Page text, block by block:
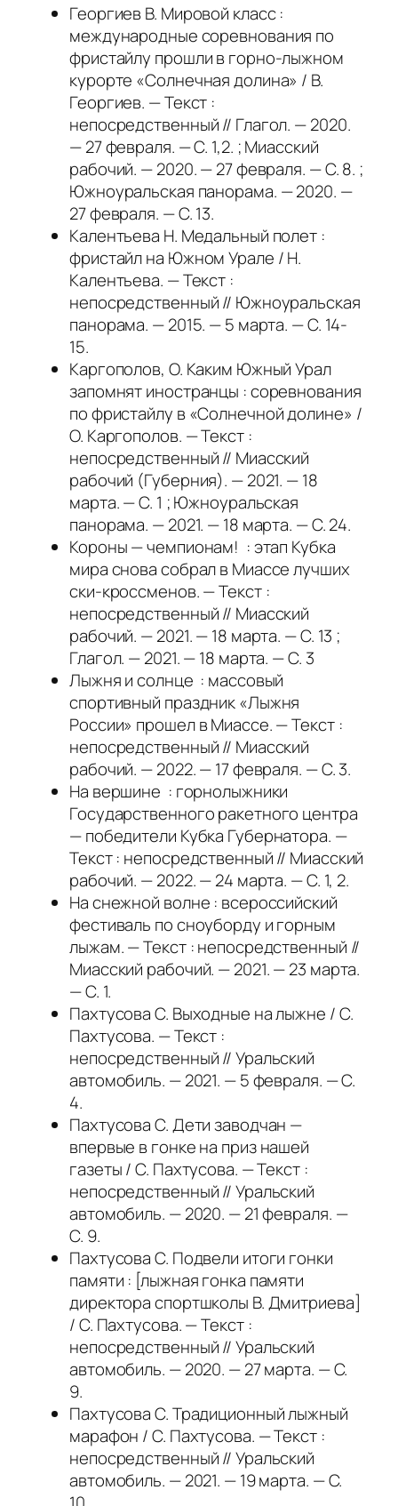
Георгиев В. Мировой класс :
международные соревнования по
фристайлу прошли в горно-лыжном
курорте «Солнечная долина» / В.
Георгиев. — Текст :
непосредственный // Глагол. — 2020.
— 27 февраля. — С. 1,2. ; Миасский
рабочий. — 2020. — 27 февраля. — С. 8. ;
Южноуральская панорама. — 2020. —
27 февраля. — С. 13.
Калентьева Н. Медальный полет :
фристайл на Южном Урале / Н.
Калентьева. — Текст :
непосредственный // Южноуральская
панорама. — 2015. — 5 марта. — С. 14-
15.
Каргополов, О. Каким Южный Урал
запомнят иностранцы : соревнования
по фристайлу в «Солнечной долине» /
О. Каргополов. — Текст :
непосредственный // Миасский
рабочий (Губерния). — 2021. — 18
марта. — С. 1 ; Южноуральская
панорама. — 2021. — 18 марта. — С. 24.
Короны — чемпионам! : этап Кубка
мира снова собрал в Миассе лучших
ски-кроссменов. — Текст :
непосредственный // Миасский
рабочий. — 2021. — 18 марта. — С. 13 ;
Глагол. — 2021. — 18 марта. — С. 3
Лыжня и солнце : массовый
спортивный праздник «Лыжня
России» прошел в Миассе. — Текст :
непосредственный // Миасский
рабочий. — 2022. — 17 февраля. — С. 3.
На вершине : горнолыжники
Государственного ракетного центра
— победители Кубка Губернатора. —
Текст : непосредственный // Миасский
рабочий. — 2022. — 24 марта. — С. 1, 2.
На снежной волне : всероссийский
фестиваль по сноуборду и горным
лыжам. — Текст : непосредственный //
Миасский рабочий. — 2021. — 23 марта.
— С. 1.
Пахтусова С. Выходные на лыжне / С.
Пахтусова. — Текст :
непосредственный // Уральский
автомобиль. — 2021. — 5 февраля. — С.
4.
Пахтусова С. Дети заводчан —
впервые в гонке на приз нашей
газеты / С. Пахтусова. — Текст :
непосредственный // Уральский
автомобиль. — 2020. — 21 февраля. —
С. 9.
Пахтусова С. Подвели итоги гонки
памяти : [лыжная гонка памяти
директора спортшколы В. Дмитриева]
/ С. Пахтусова. — Текст :
непосредственный // Уральский
автомобиль. — 2020. — 27 марта. — С.
9.
Пахтусова С. Традиционный лыжный
марафон / С. Пахтусова. — Текст :
непосредственный // Уральский
автомобиль. — 2021. — 19 марта. — С.